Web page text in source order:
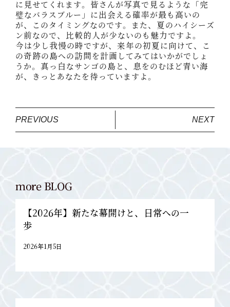
に見せてくれます。皆さんが写真で見るような「完
璧なバラスブルー」に出会える確率が最も高いの
が、このタイミングなのです。また、夏のハイシーズ
ン前なので、比較的人が少ないのも魅力ですよ。
今は少し我慢の時ですが、来年の初夏に向けて、こ
の奇跡の島への訪問を計画してみてはいかがでしょ
うか。真っ白なサンゴの島と、息をのむほど青い海
が、きっとあなたを待っていますよ。
PREVIOUS NEXT
more BLOG
【2026年】新たな幕開けと、日常への一
歩
2026年1月5日